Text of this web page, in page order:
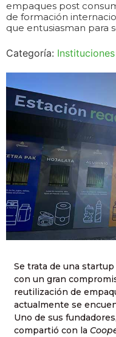
empaques post
de formación
que entusiasman para
Categoría: Instituciones
Se trata de una
con un gran
reutilización de
actualmente se
Uno de sus
compartió con la